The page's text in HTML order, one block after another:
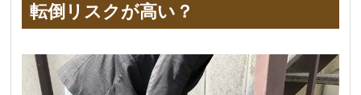
転倒リスクが高い？